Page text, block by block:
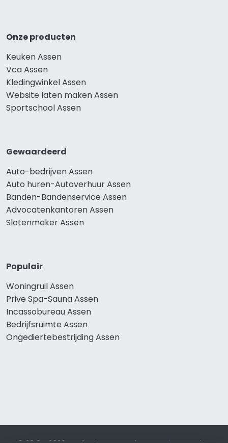
Onze producten
Keuken Assen
Vca Assen
Kledingwinkel Assen
Website laten maken Assen
Sportschool Assen
Gewaardeerd
Auto-bedrijven Assen
Auto huren-Autoverhuur Assen
Banden-Bandenservice Assen
Advocatenkantoren Assen
Slotenmaker Assen
Populair
Woningruil Assen
Prive Spa-Sauna Assen
Incassobureau Assen
Bedrijfsruimte Assen
Ongediertebestrijding Assen